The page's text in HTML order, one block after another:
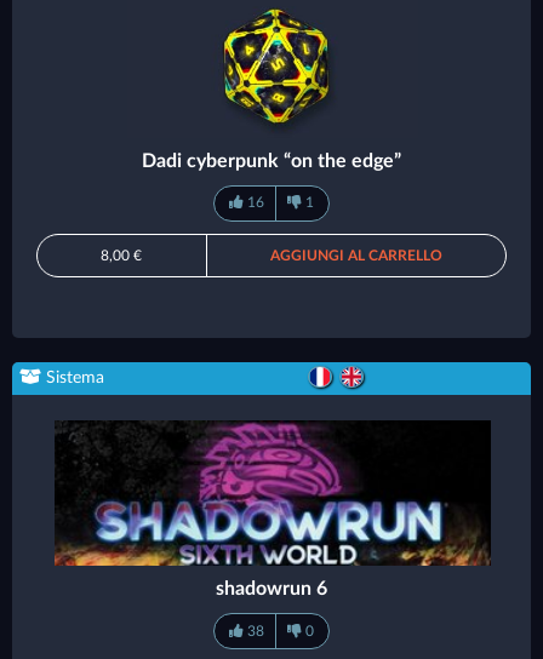
Dadi cyberpunk “on the edge”
16 1
8,00 € AGGIUNGI AL CARRELLO
Sistema
shadowrun 6
38 0